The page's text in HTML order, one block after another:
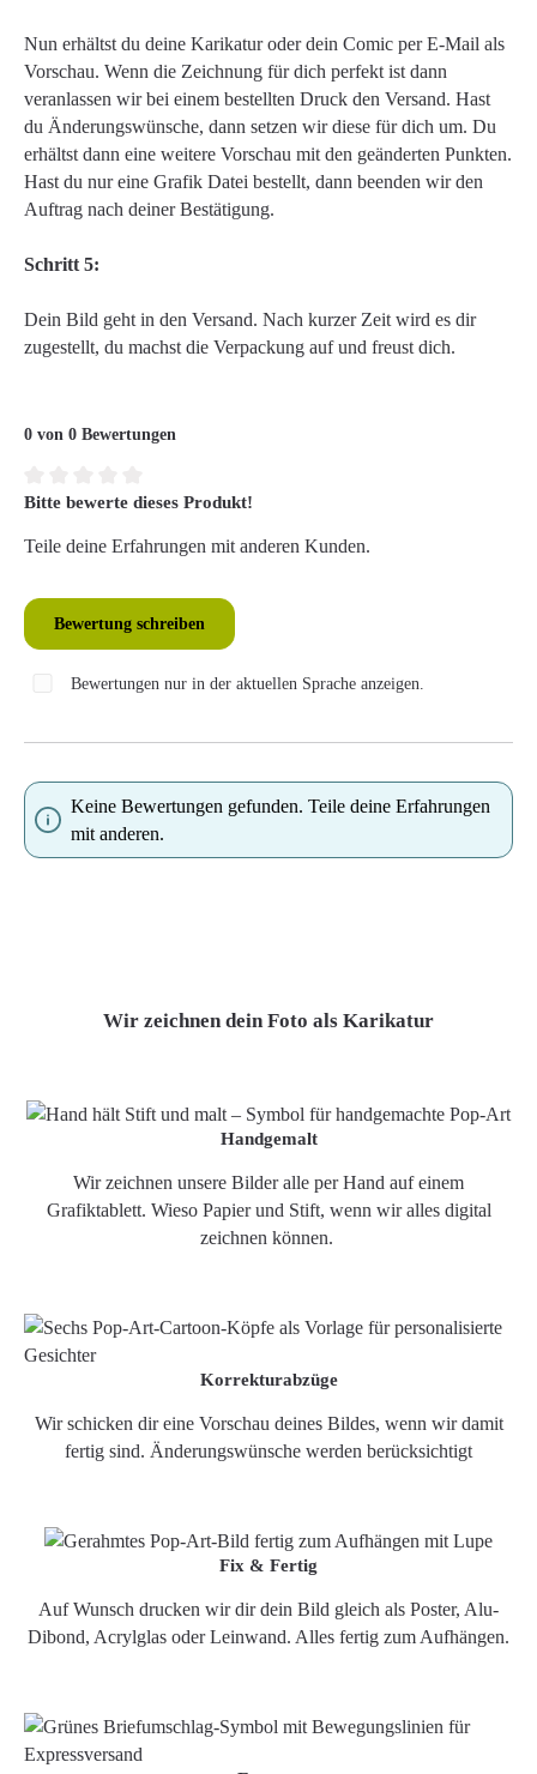
Nun erhältst du deine Karikatur oder dein Comic per E-Mail als
Vorschau. Wenn die Zeichnung für dich perfekt ist dann
veranlassen wir bei einem bestellten Druck den Versand. Hast
du Änderungswünsche, dann setzen wir diese für dich um. Du
erhältst dann eine weitere Vorschau mit den geänderten Punkten.
Hast du nur eine Grafik Datei bestellt, dann beenden wir den
Auftrag nach deiner Bestätigung.
Schritt 5:
Dein Bild geht in den Versand. Nach kurzer Zeit wird es dir
zugestellt, du machst die Verpackung auf und freust dich.
0 von 0 Bewertungen
Durchschnittliche Bewertung von 0 von 5 Sternen
Bitte bewerte dieses Produkt!
Teile deine Erfahrungen mit anderen Kunden.
Bewertung schreiben
Bewertungen nur in der aktuellen Sprache anzeigen.
Keine Bewertungen gefunden. Teile deine Erfahrungen
mit anderen.
Wir zeichnen dein Foto als Karikatur
Handgemalt
Wir zeichnen unsere Bilder alle per Hand auf einem
Grafiktablett. Wieso Papier und Stift, wenn wir alles digital
zeichnen können.
Korrekturabzüge
Wir schicken dir eine Vorschau deines Bildes, wenn wir damit
fertig sind. Änderungswünsche werden berücksichtigt
Fix & Fertig
Auf Wunsch drucken wir dir dein Bild gleich als Poster, Alu-
Dibond, Acrylglas oder Leinwand. Alles fertig zum Aufhängen.